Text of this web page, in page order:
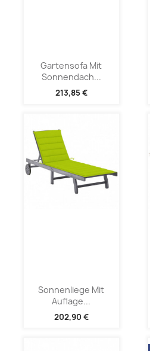
Gartensofa Mit
Sonnendach...
213,85 €
Sonnenliege Mit
Auflage...
202,90 €